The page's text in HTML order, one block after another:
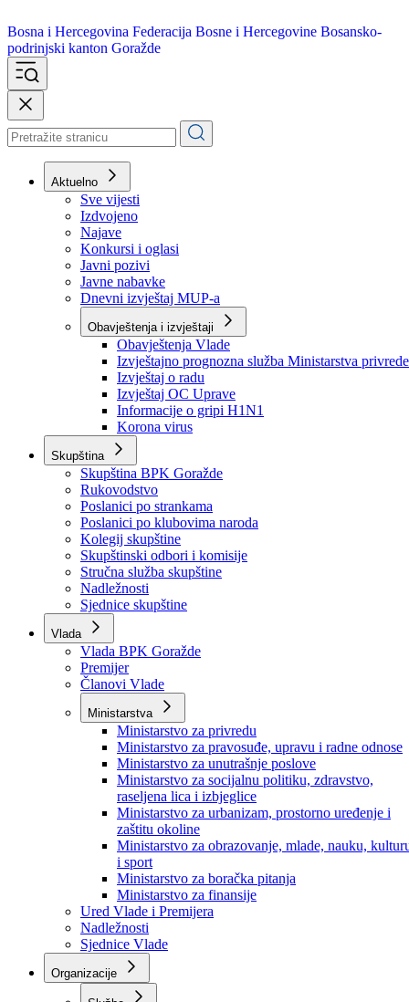
Bosna i Hercegovina
podrinjski kanton Goražde
Aktuelno
Sve vijesti
Izdvojeno
Najave
Konkursi i oglasi
Javni pozivi
Javne nabavke
Dnevni izvještaj MUP-a
Obavještenja i izvještaji
Obavještenja Vlade
Izvještajno prognozna služba Ministarstva privrede
Izvještaj o radu
Izvještaj OC Uprave
Informacije o gripi H1N1
Korona virus
Skupština
Skupština BPK Goražde
Rukovodstvo
Poslanici po strankama
Poslanici po klubovima naroda
Kolegij skupštine
Skupštinski odbori i komisije
Stručna služba skupštine
Nadležnosti
Sjednice skupštine
Vlada
Vlada BPK Goražde
Premijer
Članovi Vlade
Ministarstva
Ministarstvo za privredu
Ministarstvo za pravosuđe, upravu i radne odnose
Ministarstvo za unutrašnje poslove
Ministarstvo za socijalnu politiku, zdravstvo,
raseljena lica i izbjeglice
Ministarstvo za urbanizam, prostorno uređenje i
zaštitu okoline
Ministarstvo za obrazovanje, mlade, nauku,
i sport
Ministarstvo za boračka pitanja
Ministarstvo za finansije
Ured Vlade i Premijera
Nadležnosti
Sjednice Vlade